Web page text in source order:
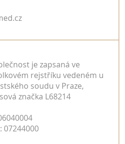
je zapsaná ve
rejstříku vedeném u
soudu v Praze,
značka L68214
07244000